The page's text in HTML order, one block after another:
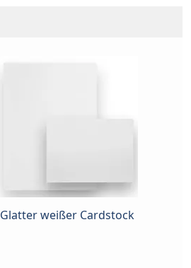
Glatter weißer Cardstock